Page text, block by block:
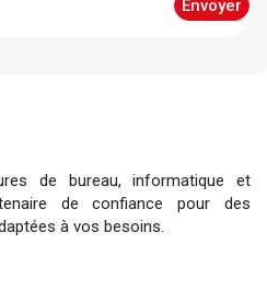
de bureau, informatique et
de confiance pour des
à vos besoins.